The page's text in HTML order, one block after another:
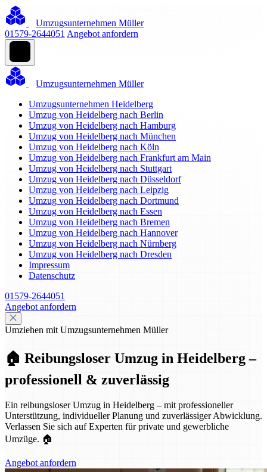
Umzugsunternehmen Müller
01579-2644051 Angebot anfordern
Umzugsunternehmen Müller
Umzugsunternehmen Heidelberg
Umzug von Heidelberg nach Berlin
Umzug von Heidelberg nach Hamburg
Umzug von Heidelberg nach München
Umzug von Heidelberg nach Köln
Umzug von Heidelberg nach Frankfurt am Main
Umzug von Heidelberg nach Stuttgart
Umzug von Heidelberg nach Düsseldorf
Umzug von Heidelberg nach Leipzig
Umzug von Heidelberg nach Dortmund
Umzug von Heidelberg nach Essen
Umzug von Heidelberg nach Bremen
Umzug von Heidelberg nach Hannover
Umzug von Heidelberg nach Nürnberg
Umzug von Heidelberg nach Dresden
Impressum
Datenschutz
01579-2644051
Angebot anfordern
Umziehen mit Umzugsunternehmen Müller
🏠 Reibungsloser Umzug in Heidelberg –
professionell & zuverlässig
Ein reibungsloser Umzug in Heidelberg – mit professioneller
Unterstützung, individueller Planung und zuverlässiger Abwicklung.
Verlassen Sie sich auf Experten für private und gewerbliche
Umzüge. 🏠
Angebot anfordern